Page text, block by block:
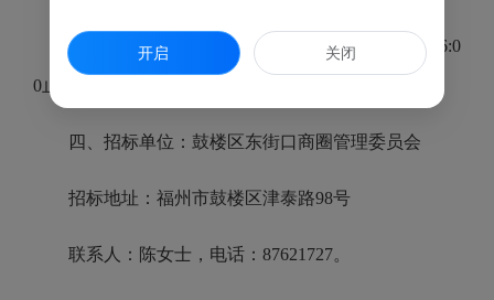
三、公示时间：2020年12月8日至12月14日下午16:0
0止。
四、招标单位：鼓楼区东街口商圈管理委员会
招标地址：福州市鼓楼区津泰路98号
联系人：陈女士，电话：87621727。
开启 关闭